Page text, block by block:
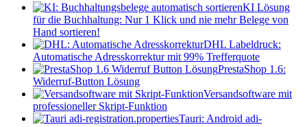
KI Lösung
für die Buchhaltung: Nur 1 Klick und nie mehr Belege von
Hand sortieren!
DHL Labeldruck:
Automatische Adresskorrektur mit 99% Trefferquote
PrestaShop 1.6:
Widerruf-Button Lösung
Versandsoftware mit
professioneller Skript-Funktion
Tauri: Android adi-